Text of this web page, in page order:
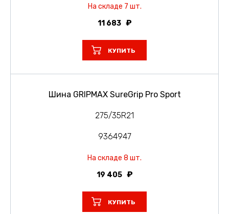
На складе 7 шт.
11 683
КУПИТЬ
Шина GRIPMAX SureGrip Pro Sport
275/35R21
9364947
На складе 8 шт.
19 405
КУПИТЬ